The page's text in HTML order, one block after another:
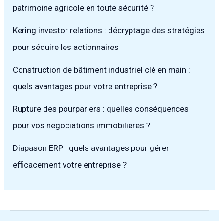
patrimoine agricole en toute sécurité ?
Kering investor relations : décryptage des stratégies
pour séduire les actionnaires
Construction de bâtiment industriel clé en main :
quels avantages pour votre entreprise ?
Rupture des pourparlers : quelles conséquences
pour vos négociations immobilières ?
Diapason ERP : quels avantages pour gérer
efficacement votre entreprise ?